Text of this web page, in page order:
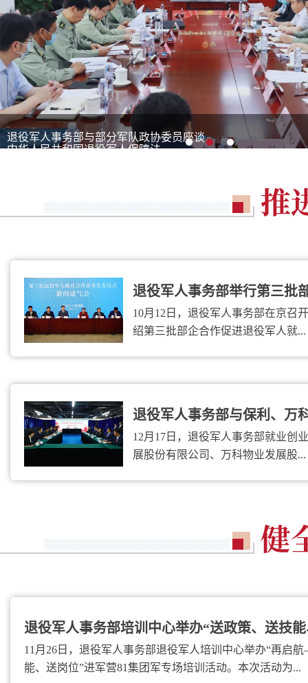
退役军人事务部与部分军队政协委员座谈
退役军人事务部举行第三批
10月12日，退役军人事务部在京召
绍第三批部企合作促进退役军人就...
退役军人事务部与保利、万
12月17日，退役军人事务部就业创
展股份有限公司、万科物业发展股...
退役军人事务部培训中心举办“送政策、送技
11月26日，退役军人事务部退役军人培训中心举办“再启
能、送岗位”进军营81集团军专场培训活动。本次活动为...